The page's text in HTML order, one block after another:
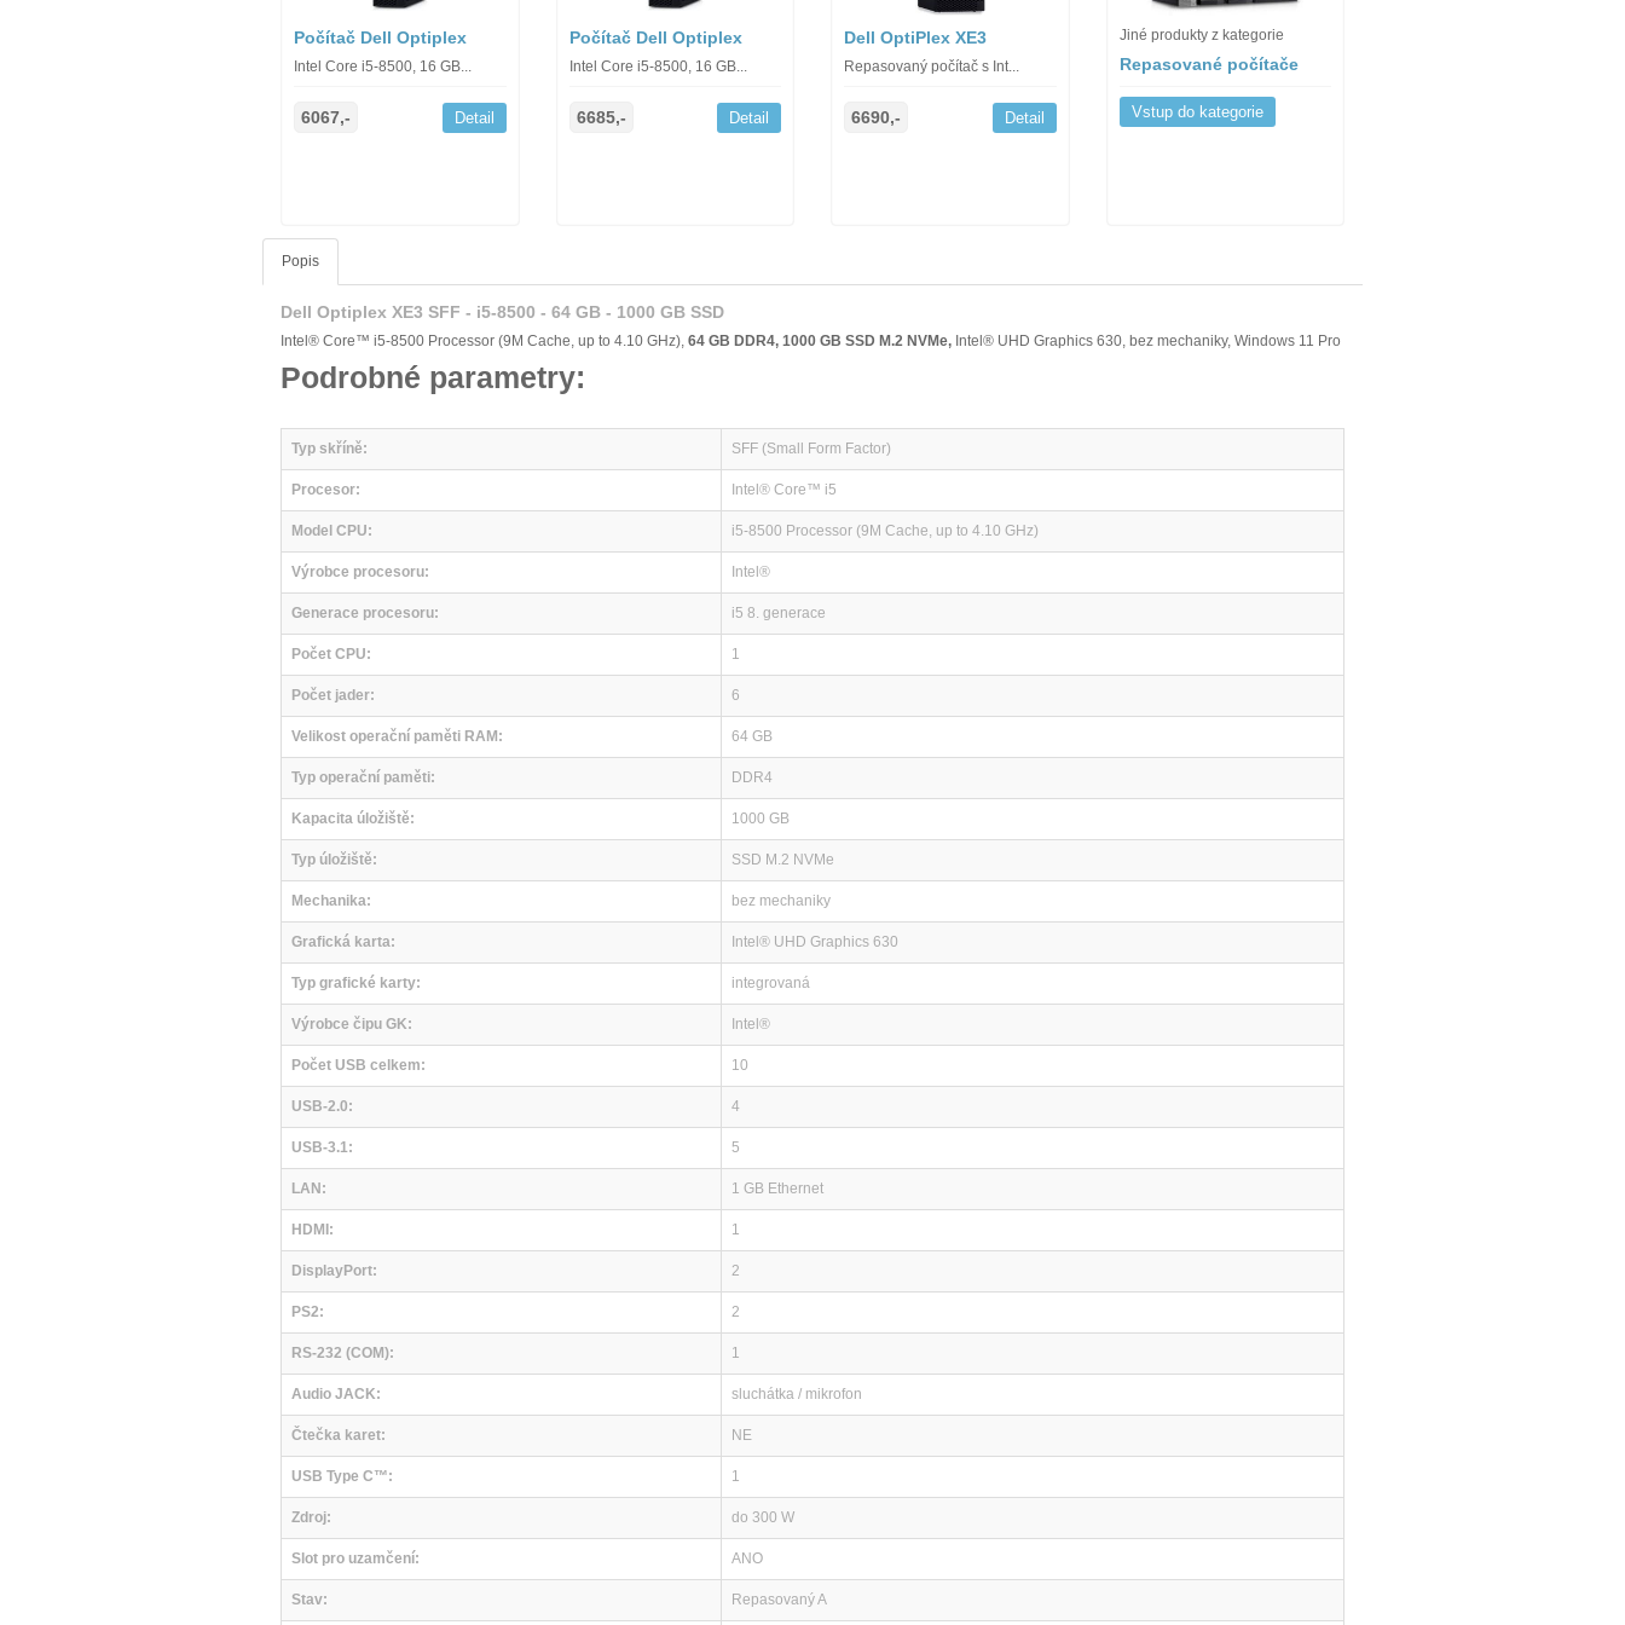
Počítač Dell Optiplex
Intel Core i5-8500, 16 GB...
6067,- Detail
Počítač Dell Optiplex
Intel Core i5-8500, 16 GB...
6685,- Detail
Dell OptiPlex XE3
Repasovaný počítač s Int...
6690,- Detail
Jiné produkty z kategorie
Repasované počítače
Vstup do kategorie
Popis
Dell Optiplex XE3 SFF - i5-8500 - 64 GB - 1000 GB SSD
Intel® Core™ i5-8500 Processor (9M Cache, up to 4.10 GHz), 64 GB DDR4, 1000 GB SSD M.2 NVMe, Intel® UHD Graphics 630, bez mechaniky, Windows 11 Pro
Podrobné parametry:
Typ skříně: SFF (Small Form Factor)
Procesor: Intel® Core™ i5
Model CPU: i5-8500 Processor (9M Cache, up to 4.10 GHz)
Výrobce procesoru: Intel®
Generace procesoru: i5 8. generace
Počet CPU: 1
Počet jader: 6
Velikost operační paměti RAM: 64 GB
Typ operační paměti: DDR4
Kapacita úložiště: 1000 GB
Typ úložiště: SSD M.2 NVMe
Mechanika: bez mechaniky
Grafická karta: Intel® UHD Graphics 630
Typ grafické karty: integrovaná
Výrobce čipu GK: Intel®
Počet USB celkem: 10
USB-2.0: 4
USB-3.1: 5
LAN: 1 GB Ethernet
HDMI: 1
DisplayPort: 2
PS2: 2
RS-232 (COM): 1
Audio JACK: sluchátka / mikrofon
Čtečka karet: NE
USB Type C™: 1
Zdroj: do 300 W
Slot pro uzamčení: ANO
Stav: Repasovaný A